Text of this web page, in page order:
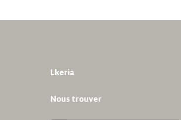
Lkeria
Nous trouver